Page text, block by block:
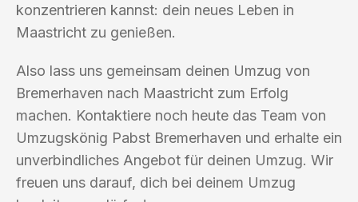
konzentrieren kannst: dein neues Leben in
Maastricht zu genießen.
Also lass uns gemeinsam deinen Umzug von
Bremerhaven nach Maastricht zum Erfolg
machen. Kontaktiere noch heute das Team von
Umzugskönig Pabst Bremerhaven und erhalte ein
unverbindliches Angebot für deinen Umzug. Wir
freuen uns darauf, dich bei deinem Umzug